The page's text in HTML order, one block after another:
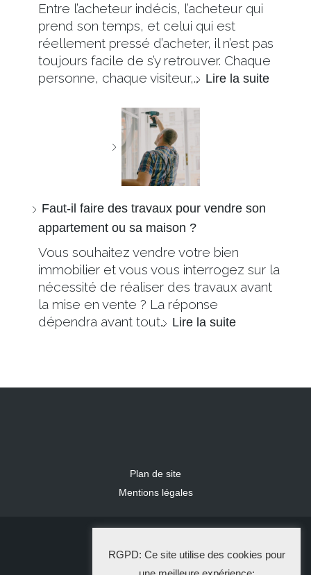
Entre l’acheteur indécis, l’acheteur qui
prend son temps, et celui qui est
réellement pressé d’acheter, il n’est pas
toujours facile de s’y retrouver. Chaque
personne, chaque visiteur,… Lire la suite
Faut-il faire des travaux pour vendre son
appartement ou sa maison ?
Vous souhaitez vendre votre bien
immobilier et vous vous interrogez sur la
nécessité de réaliser des travaux avant
la mise en vente ? La réponse
dépendra avant tout… Lire la suite
Plan de site
Mentions légales
La Solution Immo
RGPD: Ce site utilise des cookies pour